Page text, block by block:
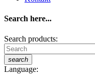
Search here...
Search products:
search
Language: